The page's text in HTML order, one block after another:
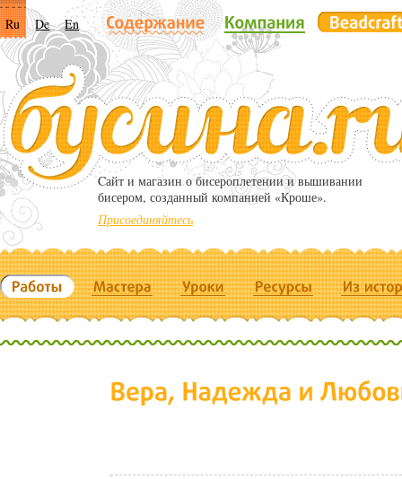
Ru De En
Cайт и магазин о бисероплетении и вышивании
бисером, созданный компанией «Кроше».
Присоединяйтесь